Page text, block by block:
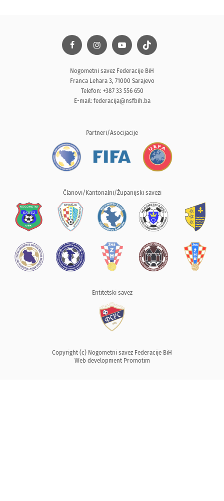
Nogometni savez Federacije BiH
Franca Lehara 3, 71000 Sarajevo
Telefon: +387 33 556 650
E-mail: federacija@nsfbih.ba
Partneri/Asocijacije
Članovi/Kantonalni/Županijski savezi
Entitetski savez
Copyright (c) Nogometni savez Federacije BiH
Web development Promotim